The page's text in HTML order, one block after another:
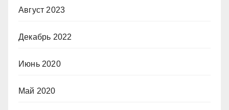
Август 2023
Декабрь 2022
Июнь 2020
Май 2020